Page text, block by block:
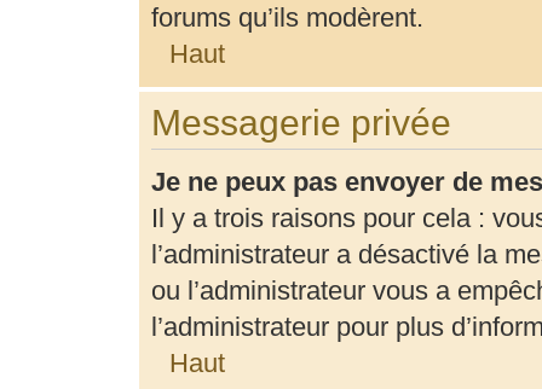
forums qu’ils modèrent.
Haut
Messagerie privée
Je ne peux pas envoyer de
Il y a trois raisons pour cela :
l’administrateur a désactivé la
ou l’administrateur vous a
l’administrateur pour plus
Haut